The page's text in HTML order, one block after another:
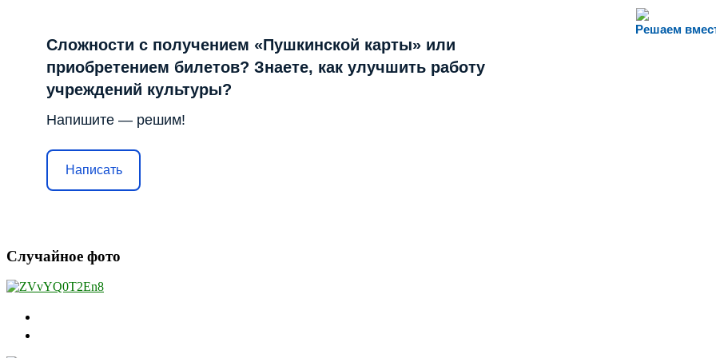
Решаем
Сложности с получением «Пушкинской карты» или
приобретением билетов? Знаете, как улучшить работу
учреждений культуры?
Напишите — решим!
Написать
Случайное фото